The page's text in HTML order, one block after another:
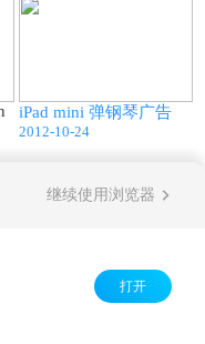
iPad mini 弹钢琴广告
2012-10-24
继续使用浏览器
打开